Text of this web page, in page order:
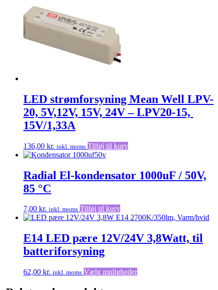
LED strømforsyning Mean Well LPV-
20, 5V,12V, 15V, 24V – LPV20-15,
15V/1,33A
136,00 kr. inkl. moms Tilføj til kurv
Radial El-kondensator 1000uF / 50V,
85 °C
7,00 kr. inkl. moms Tilføj til kurv
E14 LED pære 12V/24V 3,8Watt, til
batteriforsyning
62,00 kr. inkl. moms Vælg mulighederDette